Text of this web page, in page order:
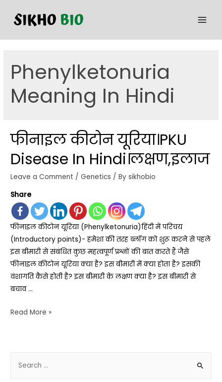
Phenylketonuria
Meaning In Hindi
फीनाइल कीटोन यूरिया।PKU
Disease In Hindi।लक्षण,इलाज
Leave a Comment /Genetics / Bysikhobio
Share
फीनाइल कीटोन यूरिया (Phenylketonuria)हिंदी में परिचय
(Introductory points)- हमेशा की तरह ब्लॉग को शुरू करने से पहले
इस बीमारी से संबंधित कुछ महत्वपूर्ण प्रश्नों की बात करते हैं जैसे
फीनाइल कीटोन यूरिया क्या है? इस बीमारी में क्या होता है? इसकी
वंशागति कैसे होती है? इस बीमारी के लक्षण क्या है? इस बीमारी से
बचाव …
Read More »